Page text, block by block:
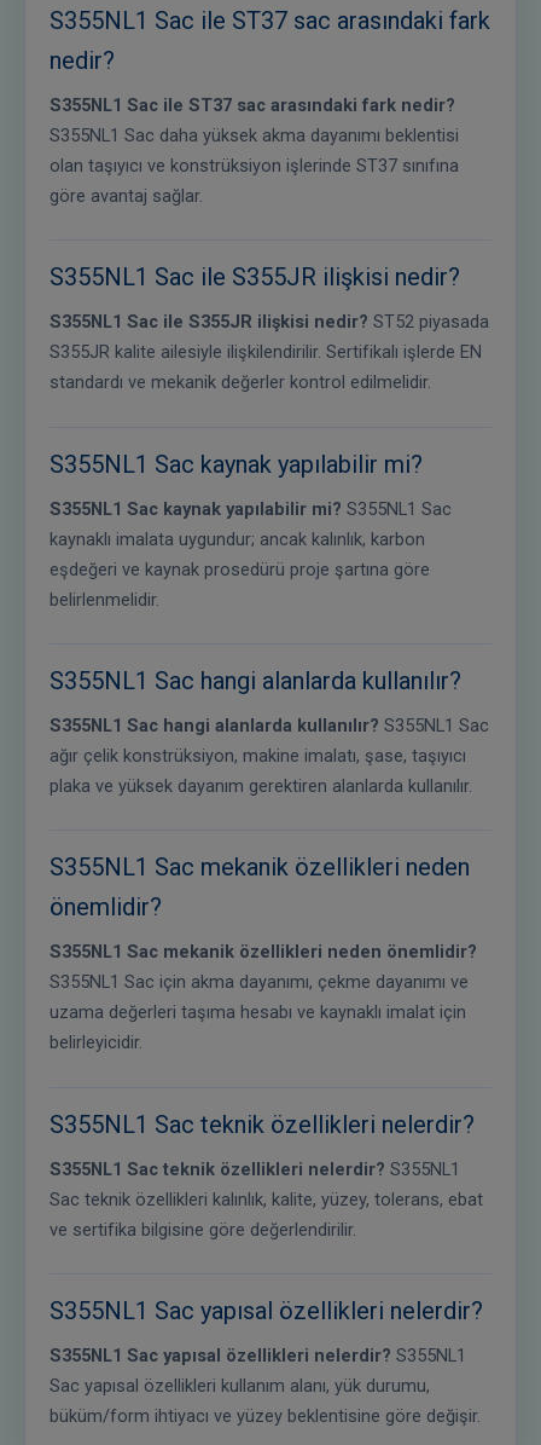
S355NL1 Sac ile ST37 sac arasındaki fark
nedir?
S355NL1 Sac ile ST37 sac arasındaki fark nedir?
S355NL1 Sac daha yüksek akma dayanımı beklentisi
olan taşıyıcı ve konstrüksiyon işlerinde ST37 sınıfına
göre avantaj sağlar.
S355NL1 Sac ile S355JR ilişkisi nedir?
S355NL1 Sac ile S355JR ilişkisi nedir? ST52 piyasada
S355JR kalite ailesiyle ilişkilendirilir. Sertifikalı işlerde EN
standardı ve mekanik değerler kontrol edilmelidir.
S355NL1 Sac kaynak yapılabilir mi?
S355NL1 Sac kaynak yapılabilir mi? S355NL1 Sac
kaynaklı imalata uygundur; ancak kalınlık, karbon
eşdeğeri ve kaynak prosedürü proje şartına göre
belirlenmelidir.
S355NL1 Sac hangi alanlarda kullanılır?
S355NL1 Sac hangi alanlarda kullanılır? S355NL1 Sac
ağır çelik konstrüksiyon, makine imalatı, şase, taşıyıcı
plaka ve yüksek dayanım gerektiren alanlarda kullanılır.
S355NL1 Sac mekanik özellikleri neden
önemlidir?
S355NL1 Sac mekanik özellikleri neden önemlidir?
S355NL1 Sac için akma dayanımı, çekme dayanımı ve
uzama değerleri taşıma hesabı ve kaynaklı imalat için
belirleyicidir.
S355NL1 Sac teknik özellikleri nelerdir?
S355NL1 Sac teknik özellikleri nelerdir? S355NL1
Sac teknik özellikleri kalınlık, kalite, yüzey, tolerans, ebat
ve sertifika bilgisine göre değerlendirilir.
S355NL1 Sac yapısal özellikleri nelerdir?
S355NL1 Sac yapısal özellikleri nelerdir? S355NL1
Sac yapısal özellikleri kullanım alanı, yük durumu,
büküm/form ihtiyacı ve yüzey beklentisine göre değişir.